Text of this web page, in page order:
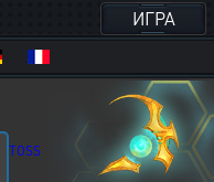
ИГРА
TOSS